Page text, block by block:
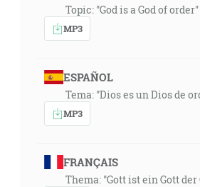
Topic: "God is a God of order"
MP3
ESPAÑOL
Tema: "Dios es un Dios de
MP3
FRANÇAIS
Thema: "Gott ist ein Gott